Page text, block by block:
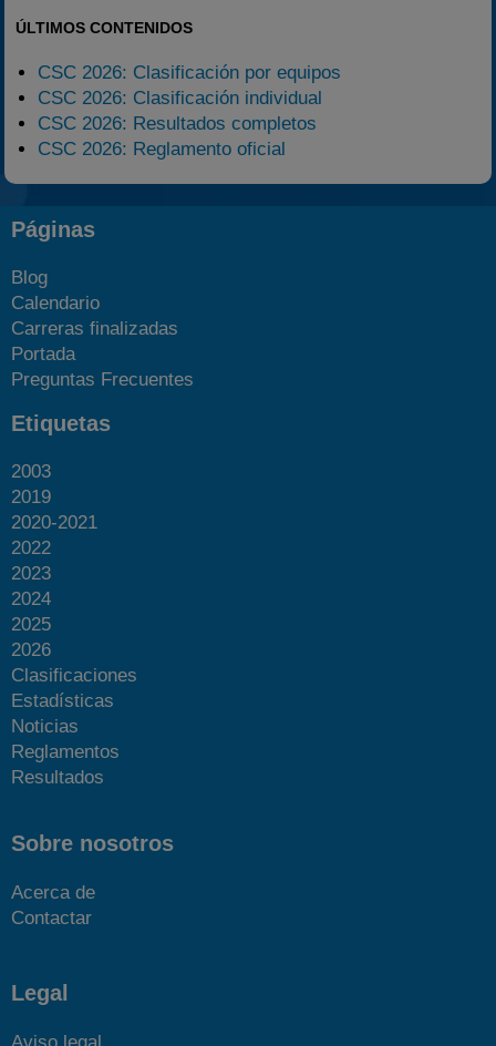
ÚLTIMOS CONTENIDOS
CSC 2026: Clasificación por equipos
CSC 2026: Clasificación individual
CSC 2026: Resultados completos
CSC 2026: Reglamento oficial
Páginas
Blog
Calendario
Carreras finalizadas
Portada
Preguntas Frecuentes
Etiquetas
2003
2019
2020-2021
2022
2023
2024
2025
2026
Clasificaciones
Estadísticas
Noticias
Reglamentos
Resultados
Sobre nosotros
Acerca de
Contactar
Legal